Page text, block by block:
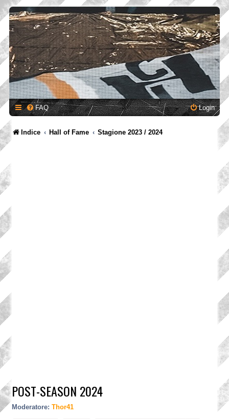
FAQ Login
Indice Hall of Fame Stagione 2023 / 2024
POST-SEASON 2024
Moderatore: Thor41